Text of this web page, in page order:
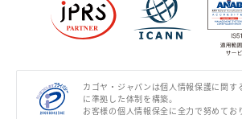
カゴヤ・ジャパンは個人情報保護に関す
に準拠した体制を構築。
お客様の個人情報保全に全力で努めてお